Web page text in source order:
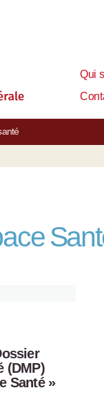
Qui
(DMP)
Santé »